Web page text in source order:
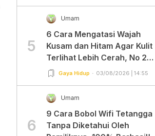
5
Umam
6 Cara Mengatasi Wajah
Kusam dan Hitam Agar Kulit
Terlihat Lebih Cerah, No 2
Gampang Banget dan Mudah
Gaya Hidup 03/08/2026 | 14:55
6
Umam
9 Cara Bobol Wifi Tetangga
Tanpa Diketahui Oleh